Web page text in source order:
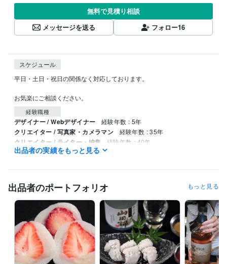
無料で見積り相談
メッセージを送る
フォロー16
スケジュール
平日・土日・祝日の関係なく対応しております。
お気楽にご相談ください。
経験職種
デザイナー / Webデザイナー 経験年数 : 5年
クリエイター / 写真家・カメラマン 経験年数 : 35年
クリエイター / ライター・編集 経験年数 : 40年
メディア・出版・広告 / 記者・ジャーナリスト
職歴
サイト制作「ペンタ工房」 2001年7月 ~ 現在
受賞歴
戦略総務 実践ハンドブック（※編集協力）
プログラミング言語・フレームワーク
CSS:5年HTML:5年Java:5年JavaScript:5年PHP:5年Linux:11年
Ubuntu:11年
出品者の実績をもっと見る
出品者のポートフォリオ もっと見る